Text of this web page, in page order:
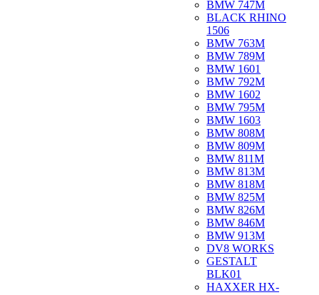
BMW 747M
BLACK RHINO
1506
BMW 763M
BMW 789M
BMW 1601
BMW 792M
BMW 1602
BMW 795M
BMW 1603
BMW 808M
BMW 809M
BMW 811M
BMW 813M
BMW 818M
BMW 825M
BMW 826M
BMW 846M
BMW 913M
DV8 WORKS
GESTALT
BLK01
HAXXER HX-